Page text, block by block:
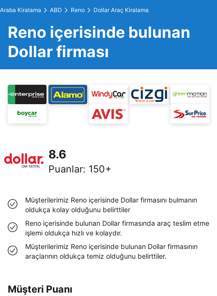
Araba Kiralama ABD Reno Dollar Araç Kiralama
Reno içerisinde bulunan
Dollar firması
8.6
Puanlar: 150+
Müşterilerimiz Reno içerisinde Dollar firmasını bulmanın
oldukça kolay olduğunu belirttiler
Reno içerisinde bulunan Dollar firmasında araç teslim etme
işlemi oldukça hızlı ve kolaydır.
Müşterilerimiz Reno içerisinde bulunan Dollar firmasının
araçlarının oldukça temiz olduğunu belirttiler.
Müşteri Puanı